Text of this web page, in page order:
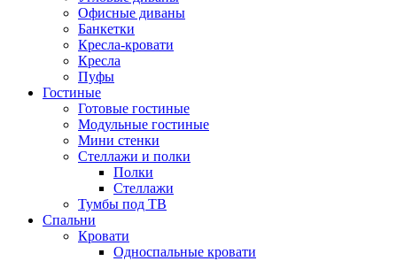
Офисные диваны
Банкетки
Кресла-кровати
Кресла
Пуфы
Гостиные
Готовые гостиные
Модульные гостиные
Мини стенки
Стеллажи и полки
Полки
Стеллажи
Тумбы под ТВ
Спальни
Кровати
Односпальные кровати